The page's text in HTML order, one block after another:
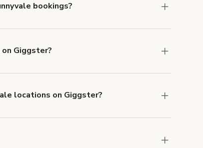
bookings?
Giggster?
locations on Giggster?